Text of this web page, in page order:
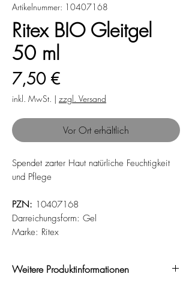
Artikelnummer: 10407168
Ritex BIO Gleitgel
50 ml
7,50 €Preis
inkl. MwSt. | zzgl. Versand
Vor Ort erhältlich
Spendet zarter Haut natürliche Feuchtigkeit
und Pflege
PZN: 10407168
Darreichungsform: Gel
Marke: Ritex
Weitere Produktinformationen